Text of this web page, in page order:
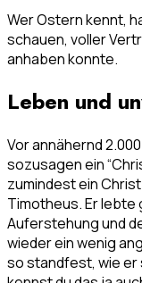
Wer Ostern kennt,
schauen, voller
anhaben konnte.
Leben und
Vor annähernd
sozusagen ein
zumindest ein
Timotheus. Er lebte
Auferstehung und
wieder ein wenig
so standfest, wie er